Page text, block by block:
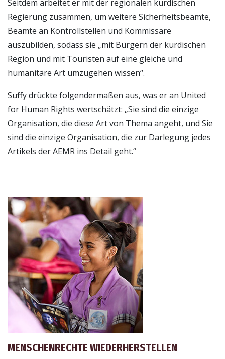
Seitdem arbeitet er mit der regionalen kurdischen
Regierung zusammen, um weitere Sicherheitsbeamte,
Beamte an Kontrollstellen und Kommissare
auszubilden, sodass sie „mit Bürgern der kurdischen
Region und mit Touristen auf eine gleiche und
humanitäre Art umzugehen wissen“.
Suffy drückte folgendermaßen aus, was er an United
for Human Rights wertschätzt: „Sie sind die einzige
Organisation, die diese Art von Thema angeht, und Sie
sind die einzige Organisation, die zur Darlegung jedes
Artikels der AEMR ins Detail geht.“
MENSCHENRECHTE WIEDERHERSTELLEN